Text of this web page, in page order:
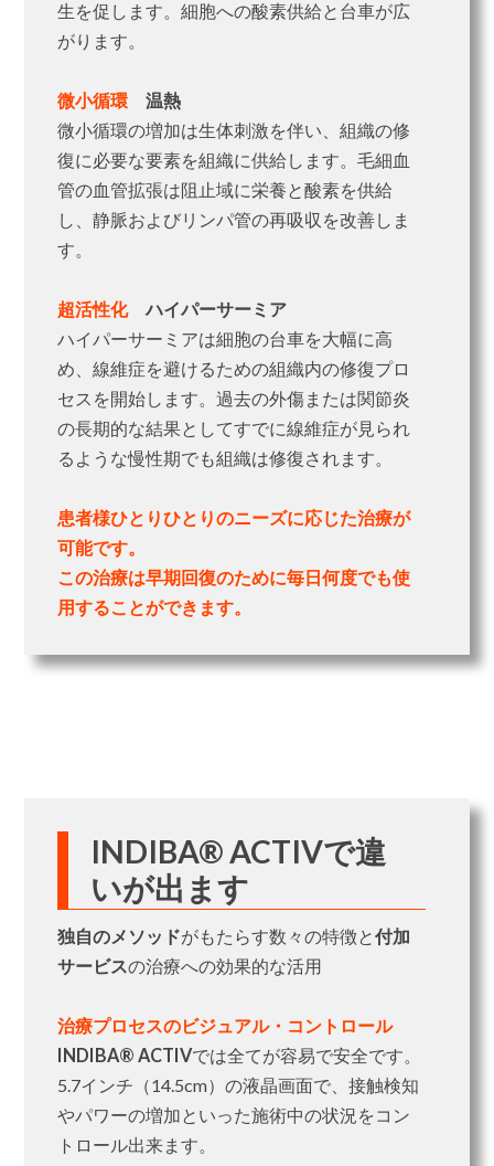
生を促します。細胞への酸素供給と台車が広
がります。
微小循環 温熱
微小循環の増加は生体刺激を伴い、組織の修
復に必要な要素を組織に供給します。毛細血
管の血管拡張は阻止域に栄養と酸素を供給
し、静脈およびリンパ管の再吸収を改善しま
す。
超活性化ハイパーサーミア
ハイパーサーミアは細胞の台車を大幅に高
め、線維症を避けるための組織内の修復プロ
セスを開始します。過去の外傷または関節炎
の長期的な結果としてすでに線維症が見られ
るような慢性期でも組織は修復されます。
患者様ひとりひとりのニーズに応じた治療が
可能です。
この治療は早期回復のために毎日何度でも使
用することができます。
INDIBA® ACTIVで違
いが出ます
独自のメソッドがもたらす数々の特徴と付加
サービスの治療への効果的な活用
治療プロセスのビジュアル・コントロール
INDIBA® ACTIVでは全てが容易で安全です。
5.7インチ（14.5cm）の液晶画面で、接触検知
やパワーの増加といった施術中の状況をコン
トロール出来ます。